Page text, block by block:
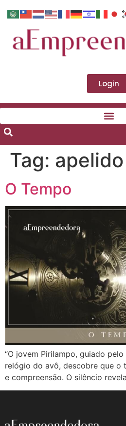
Login
Tag: apelido
O Tempo
“O jovem Pirilampo, guiado
relógio do avô, descobre que o
e compreensão. O silêncio